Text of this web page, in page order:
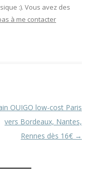
:). Vous avez des
à me contacter
OUIGO low-cost Paris
vers Bordeaux, Nantes,
Rennes dès 16€ →